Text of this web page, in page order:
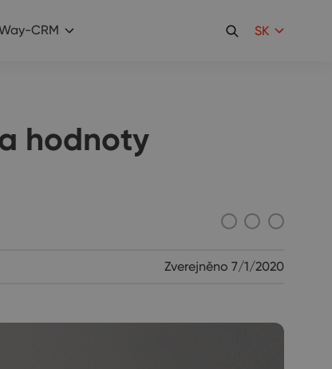
CRM SK
hodnoty
Zverejněno 7/1/2020